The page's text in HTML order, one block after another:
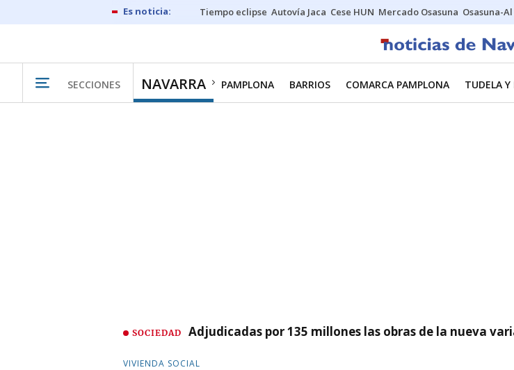
Tiempo eclipse Autovía Jaca Cese HUN Mercado Osasuna Osasuna-
SECCIONES NAVARRA PAMPLONA BARRIOS COMARCA PAMPLONA TUDELA Y
SOCIEDAD Adjudicadas por 135 millones las obras de la nueva
VIVIENDA SOCIAL